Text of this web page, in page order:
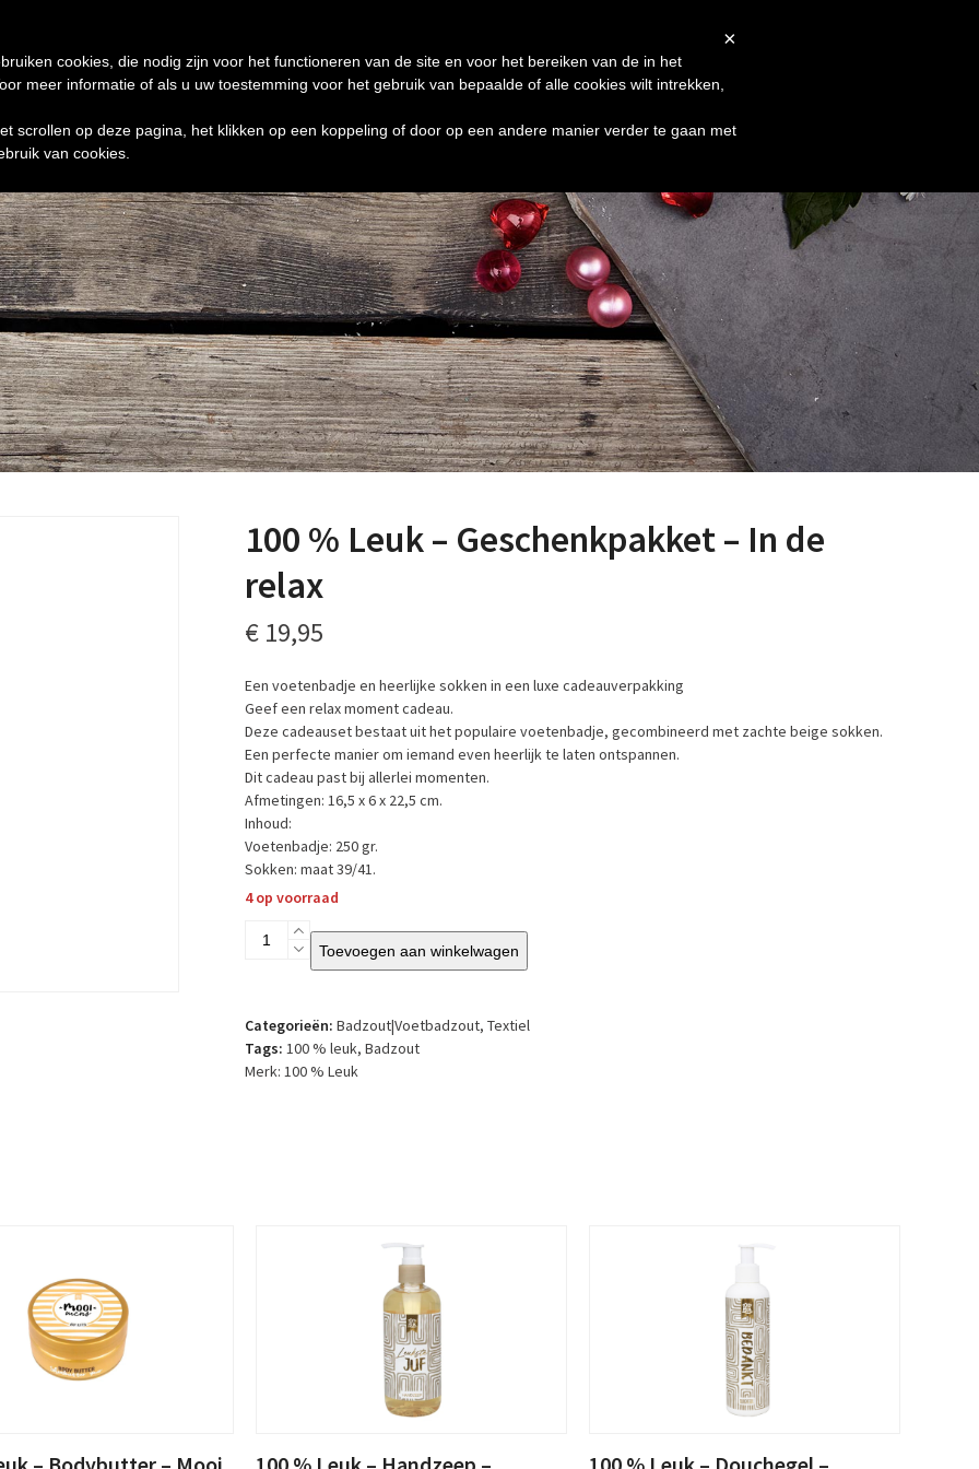
100 % Leuk – Geschenkpakket – In de
relax
€ 19,95
Een voetenbadje en heerlijke sokken in een luxe cadeauverpakking
Geef een relax moment cadeau.
Deze cadeauset bestaat uit het populaire voetenbadje, gecombineerd met zachte beige sokken.
Een perfecte manier om iemand even heerlijk te laten ontspannen.
Dit cadeau past bij allerlei momenten.
Afmetingen: 16,5 x 6 x 22,5 cm.
Inhoud:
Voetenbadje: 250 gr.
Sokken: maat 39/41.
4 op voorraad
100
Geschenkpakket
-
In
Toevoegen aan winkelwagen
Categorieën: Badzout|Voetbadzout, Textiel
Tags: 100 % leuk, Badzout
Merk: 100 % Leuk
×
cookies, die nodig zijn voor het functioneren van de site en voor het bereiken van de in het
meer informatie of als u uw toestemming voor het gebruik van bepaalde of alle cookies wilt intrekken,
scrollen op deze pagina, het klikken op een koppeling of door op een andere manier verder te gaan met
van cookies.